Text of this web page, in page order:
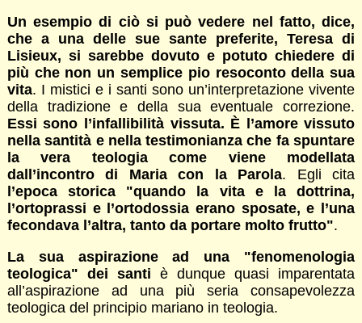
Un esempio di ciò si può vedere nel fatto, dice,
che a una delle sue sante preferite, Teresa di
Lisieux, si sarebbe dovuto e potuto chiedere di
più che non un semplice pio resoconto della sua
vita. I mistici e i santi sono un’interpretazione vivente
della tradizione e della sua eventuale correzione.
Essi sono l’infallibilità vissuta. È l’amore vissuto
nella santità e nella testimonianza che fa spuntare
la vera teologia come viene modellata
dall’incontro di Maria con la Parola. Egli cita
l’epoca storica "quando la vita e la dottrina,
l’ortoprassi e l’ortodossia erano sposate, e l’una
fecondava l’altra, tanto da portare molto frutto".
La sua aspirazione ad una "fenomenologia
teologica" dei santi è dunque quasi imparentata
all’aspirazione ad una più seria consapevolezza
teologica del principio mariano in teologia.